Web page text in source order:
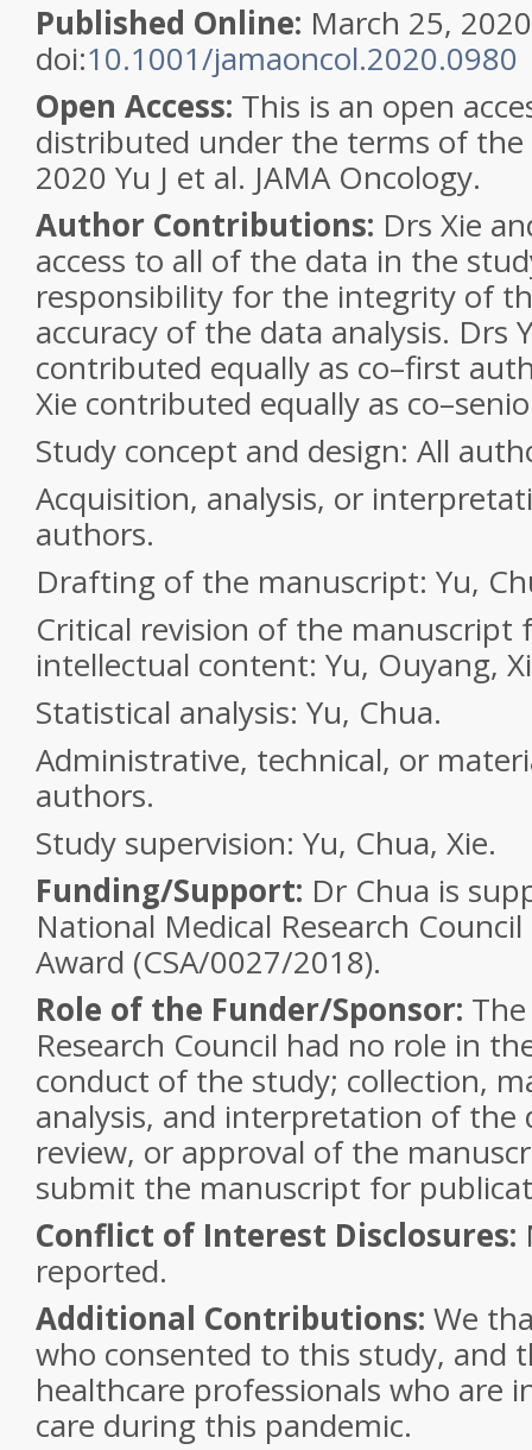
Published Online: March 25,
doi:10.1001/jamaoncol.2020.0980
Open Access: This is an open
distributed under the terms of the
2020 Yu J et al. JAMA Oncology.
Author Contributions: Drs Xie
access to all of the data in the
responsibility for the integrity of
accuracy of the data analysis. Drs
contributed equally as co–first
Xie contributed equally as
Study concept and design: All
Acquisition, analysis, or
authors.
Drafting of the manuscript: Yu,
Critical revision of the
intellectual content: Yu, Ouyang,
Statistical analysis: Yu, Chua.
Administrative, technical, or
authors.
Study supervision: Yu, Chua, Xie.
Funding/Support: Dr Chua is
National Medical Research
Award (CSA/0027/2018).
Role of the Funder/Sponsor:
Research Council had no role in
conduct of the study; collection,
analysis, and interpretation of the
review, or approval of the
submit the manuscript for
Conflict of Interest Disclosures:
reported.
Additional Contributions: We
who consented to this study, and
healthcare professionals who are
care during this pandemic.